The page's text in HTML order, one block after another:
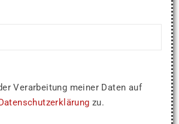
Verarbeitung meiner Daten auf
zu.